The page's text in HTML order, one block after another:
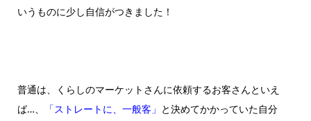
いうものに少し自信がつきました！
普通は、くらしのマーケットさんに依頼するお客さんといえ
ば…、
「ストレートに、 一般客」 と決めてかかっていた自分